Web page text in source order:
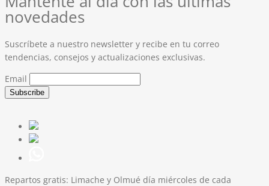
novedades
Suscríbete a nuestro newsletter y recibe en tu correo
tendencias, consejos y actualizaciones exclusivas.
Email
Repartos gratis: Limache y Olmué día miércoles de cada